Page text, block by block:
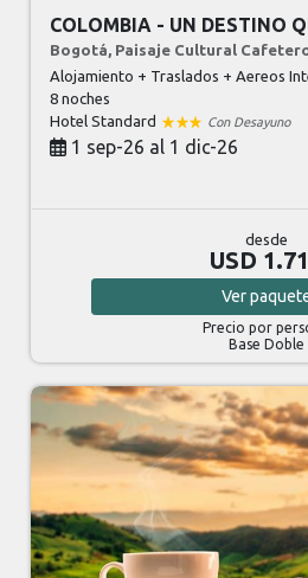
COLOMBIA - UN DESTINO
Bogotá, Paisaje Cultural
Alojamiento + Traslados + Aereos
8 noches
Hotel Standard
Con Desayuno
1 sep-26 al 1 dic-26
desde
USD
Ver
Precio por
Base Doble